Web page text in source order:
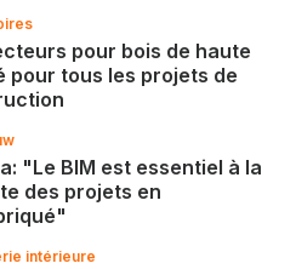
pour bois de haute
pour tous les projets de
"Le BIM est essentiel à la
des projets en
intérieure